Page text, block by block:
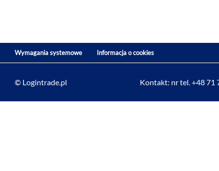
Wymagania systemowe Informacja o cookies
© Logintrade.pl Kontakt: nr tel. +48 71